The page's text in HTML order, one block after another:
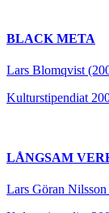
BLACK META
Lars Blomqvist
Kulturstipendiat
LÅNGSAM
Lars Göran